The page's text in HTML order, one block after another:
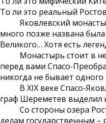
То ли это реальный
Яковлевский
много позже названа
Великого… Хотя есть
Монастырь стоит в
перед вами Спасо-
никогда не бывает одного
В XIX веке Спасо-
граф Шереметев выделил
Со стороны озера
делам государственным